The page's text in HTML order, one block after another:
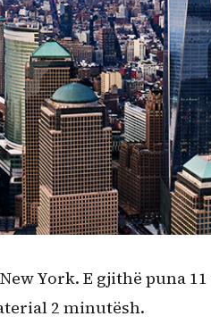
York. E gjithë puna
2 minutësh.